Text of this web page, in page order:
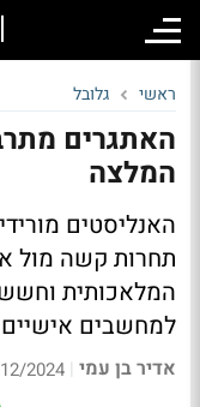
ראשי גלובל
המלצה
האנליסטים
תחרות קשה מול
המלאכותית
למחשבים אישיים
אדיר בן עמי |
2024 21:58